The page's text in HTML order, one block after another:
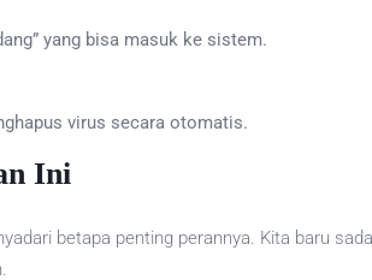
yang bisa masuk ke sistem.
virus secara otomatis.
Ini
betapa penting perannya. Kita baru